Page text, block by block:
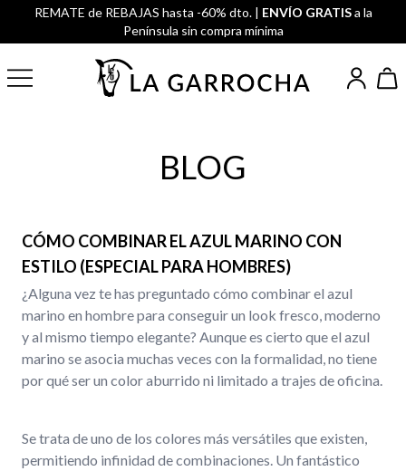
REMATE de REBAJAS hasta -60% dto. | ENVÍO GRATISa la
Península sin compra mínima
BLOG
CÓMO COMBINAR EL AZUL MARINO CON
ESTILO (ESPECIAL PARA HOMBRES)
¿Alguna vez te has preguntado cómo combinar el azul
marino en hombre para conseguir un look fresco, moderno
y al mismo tiempo elegante? Aunque es cierto que el azul
marino se asocia muchas veces con la formalidad, no tiene
por qué ser un color aburrido ni limitado a trajes de oficina.
Se trata de uno de los colores más versátiles que existen,
permitiendo infinidad de combinaciones. Un fantástico